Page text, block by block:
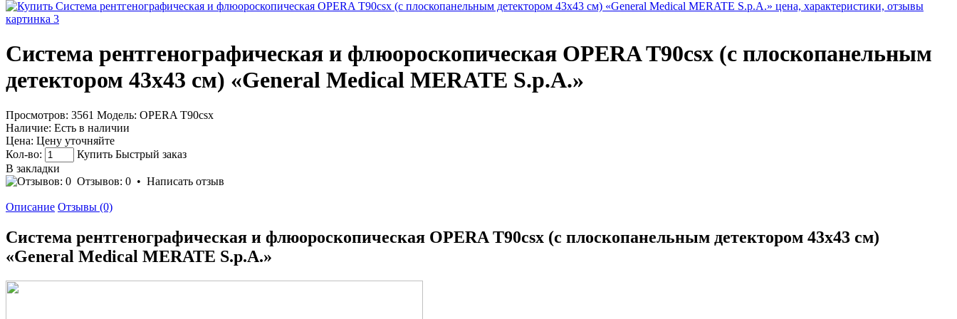
Система рентгенографическая и флюороскопическая OPERA T90csx (с плоскопанельным
детектором 43х43 см) «General Medical MERATE S.p.A.»
Просмотров: 3561 Модель: OPERA T90csx
Наличие: Есть в наличии
Цена: Цену уточняйте
Кол-во:
Купить Быстрый заказ
В закладки
Отзывов: 0 • Написать отзыв
Описание Отзывы (0)
Система рентгенографическая и флюороскопическая OPERA T90csx (с плоскопанельным детектором 43х43 см)
«General Medical MERATE S.p.A.»